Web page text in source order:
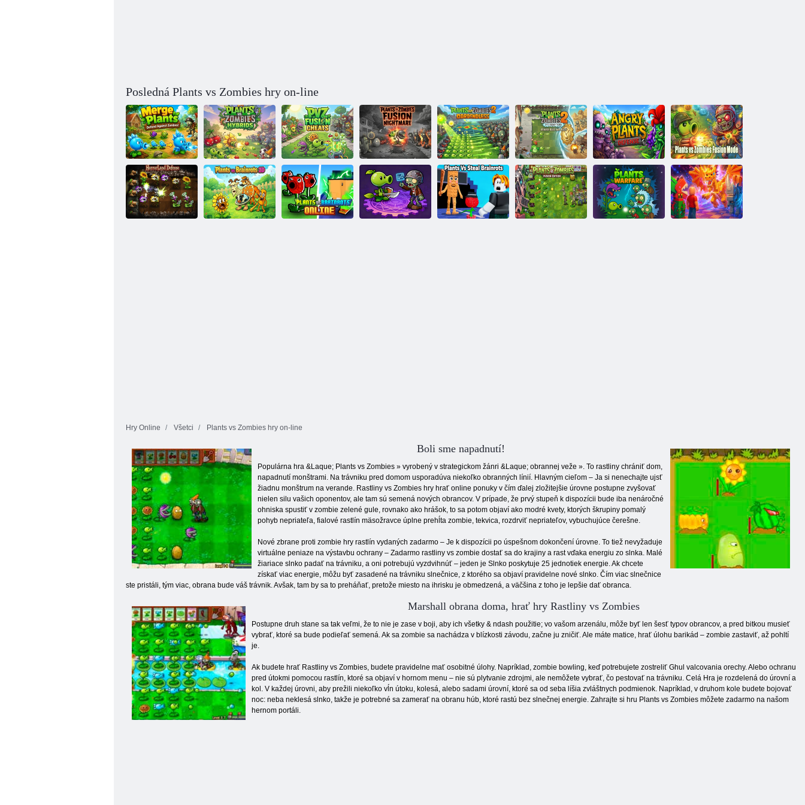
Posledná Plants vs Zombies hry on-line
Plant Merge –
Zombie Defense
Rastliny vs
hybridy zombie
Rastliny vs.
Zombie: Fusion
Rastliny vs.
Nočná mora
Zombies Fusion
Plants vs
Zombies 2: No
Garden
Rastliny vs.
Zombies 2: Je
čas
Ochrana zlých
rastlín
Plants vs
Zombies Merge
Mode
Hry Online Všetci Plants vs Zombies hry on-line
Boli sme napadnutí!
Populárna hra &Laque; Plants vs Zombies » vyrobený v strategickom žánri &Laque; obrannej veže ». To rastliny chrániť dom,
napadnutí monštrami. Na trávniku pred domom usporadúva niekoľko obranných línií. Hlavným cieľom – Ja si nenechajte ujsť
žiadnu monštrum na verande. Rastliny vs Zombies hry hrať online ponuky v čím ďalej zložitejšie úrovne postupne zvyšovať
nielen silu vašich oponentov, ale tam sú semená nových obrancov. V prípade, že prvý stupeň k dispozícii bude iba nenáročné
ohniska spustiť v zombie zelené gule, rovnako ako hrášok, to sa potom objaví ako modré kvety, ktorých škrupiny pomalý
pohyb nepriateľa, fialové rastlín mäsožravce úplne prehĺta zombie, tekvica, rozdrviť nepriateľov, vybuchujúce čerešne.
Nové zbrane proti zombie hry rastlín vydaných zadarmo – Je k dispozícii po úspešnom dokončení úrovne. To tiež nevyžaduje
virtuálne peniaze na výstavbu ochrany – Zadarmo rastliny vs zombie dostať sa do krajiny a rast vďaka energiu zo slnka. Malé
žiariace slnko padať na trávniku, a oni potrebujú vyzdvihnúť – jeden je Slnko poskytuje 25 jednotiek energie. Ak chcete
získať viac energie, môžu byť zasadené na trávniku slnečnice, z ktorého sa objaví pravidelne nové slnko. Čím viac slnečnice
ste pristáli, tým viac, obrana bude váš trávnik. Avšak, tam by sa to preháňať, pretože miesto na ihrisku je obmedzená, a väčšina z toho je lepšie dať obranca.
Marshall obrana doma, hrať hry Rastliny vs Zombies
Postupne druh stane sa tak veľmi, že to nie je zase v boji, aby ich všetky & ndash použitie; vo vašom arzenálu, môže byť len šesť typov obrancov, a pred bitkou musieť
vybrať, ktoré sa bude podieľať semená. Ak sa zombie sa nachádza v blízkosti závodu, začne ju zničiť. Ale máte matice, hrať úlohu barikád – zombie zastaviť, až pohltí
je.
Ak budete hrať Rastliny vs Zombies, budete pravidelne mať osobitné úlohy. Napríklad, zombie bowling, keď potrebujete zostreliť Ghul valcovania orechy. Alebo ochranu
pred útokmi pomocou rastlín, ktoré sa objaví v hornom menu – nie sú plytvanie zdrojmi, ale nemôžete vybrať, čo pestovať na trávniku. Celá Hra je rozdelená do úrovní a
kol. V každej úrovni, aby prežili niekoľko vĺn útoku, kolesá, alebo sadami úrovní, ktoré sa od seba líšia zvláštnych podmienok. Napríklad, v druhom kole budete bojovať
noc: neba neklesá slnko, takže je potrebné sa zamerať na obranu húb, ktoré rastú bez slnečnej energie. Zahrajte si hru Plants vs Zombies môžete zadarmo na našom
hernom portáli.